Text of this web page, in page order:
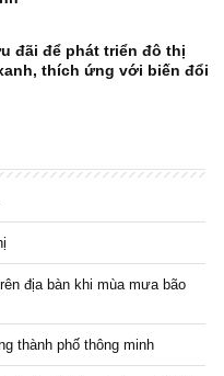
đãi để phát triển đô thị
thích ứng với biến đổi
địa bàn khi mùa mưa bão
thành phố thông minh